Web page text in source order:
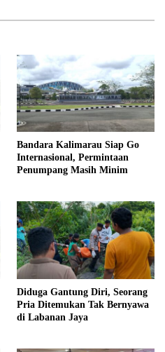
Bandara Kalimarau Siap Go
Internasional, Permintaan
Penumpang Masih Minim
Diduga Gantung Diri, Seorang
Pria Ditemukan Tak Bernyawa
di Labanan Jaya